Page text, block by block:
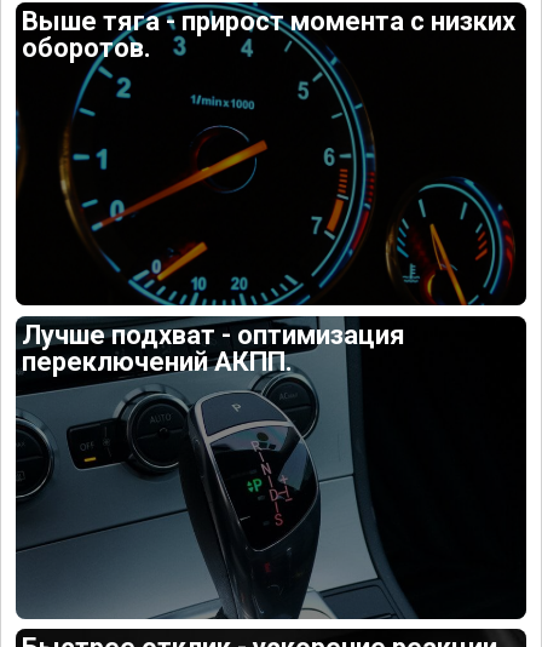
Выше тяга - прирост момента с низких
оборотов.
Лучше подхват - оптимизация
переключений АКПП.